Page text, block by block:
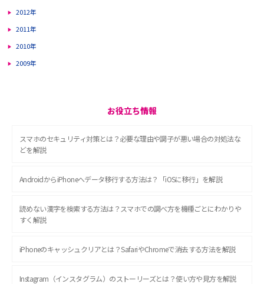
2012年
2011年
2010年
2009年
お役立ち情報
スマホのセキュリティ対策とは？必要な理由や調子が悪い場合の対処法な
どを解説
AndroidからiPhoneへデータ移行する方法は？「iOSに移行」を解説
読めない漢字を検索する方法は？スマホでの調べ方を機種ごとにわかりや
すく解説
iPhoneのキャッシュクリアとは？SafariやChromeで消去する方法を解説
Instagram（インスタグラム）のストーリーズとは？使い方や見方を解説